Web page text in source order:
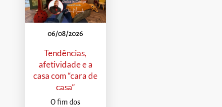
06/08/2026
Tendências,
afetividade e a
casa com “cara de
casa”
O fim dos